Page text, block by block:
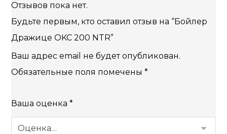
Отзывов пока нет.
Будьте первым, кто оставил отзыв на “Бойлер
Дражице OKC 200 NTR”
Ваш адрес email не будет опубликован.
Обязательные поля помечены*
Ваша оценка*